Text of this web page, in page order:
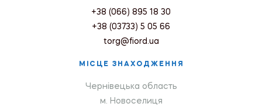
+38 (066) 895 18 30
+38 (03733) 5 05 66
torg@fiord.ua
МІСЦЕ ЗНАХОДЖЕННЯ
Чернівецька область
м. Новоселиця